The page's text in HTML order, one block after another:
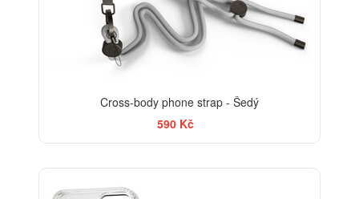
Cross-body phone strap - Šedý
590 Kč